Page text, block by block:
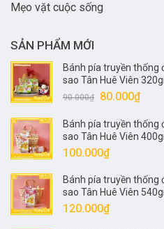
Mẹo vặt cuộc sống
SẢN PHẨM MỚI
Bánh pía truyền thống
sao Tân Huê Viên
90.000₫
Giá
là:
90.000₫.
80.000₫Giá
tại
là:
Bánh pía truyền thống
sao Tân Huê Viên
100.000₫
Bánh pía truyền thống
sao Tân Huê Viên
120.000₫